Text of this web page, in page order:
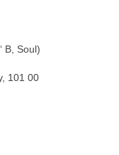
B, Soul)
101 00